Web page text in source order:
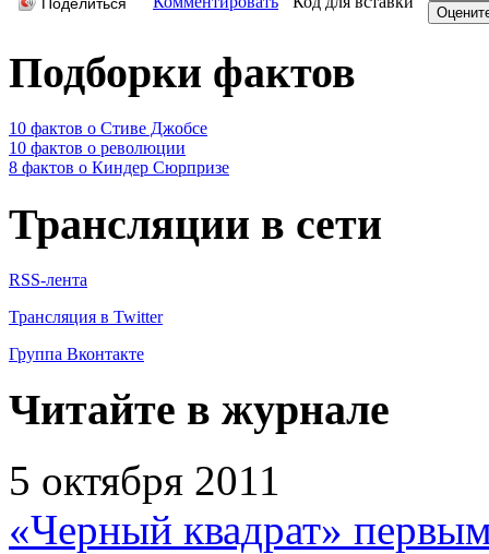
Поделиться
Подборки фактов
10 фактов о Стиве Джобсе
10 фактов о революции
8 фактов о Киндер Сюрпризе
Трансляции в сети
RSS-лента
Трансляция в Twitter
Группа Вконтакте
Читайте в журнале
5 октября 2011
«Черный квадрат»